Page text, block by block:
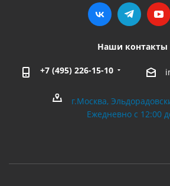
Наши контакты
+7 (495) 226-15-10
г.Москва,
Ежедневно с 12:00